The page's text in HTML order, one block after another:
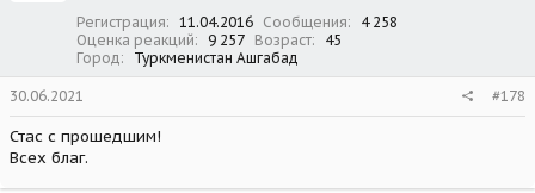
Регистрация 11.04.2016 Сообщения
4 258
Оценка реакций
9 257 Возраст
45
Город
Туркменистан Ашгабад
30.06.2021 #178
Стас с прошедшим!
Всех благ.